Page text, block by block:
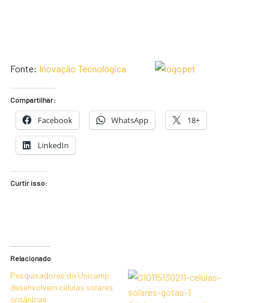
Fonte: Inovação Tecnológica
Compartilhar:
Facebook WhatsApp 18+
LinkedIn
Curtir isso:
Relacionado
Pesquisadores da Unicamp
desenvolvem células solares
orgânicas